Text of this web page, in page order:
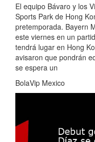
El equipo Bávaro y los
Sports Park de Hong
pretemporada. Bayern
este viernes en un
tendrá lugar en Hong
avisaron que pondrán
se espera un
BolaVip Mexico